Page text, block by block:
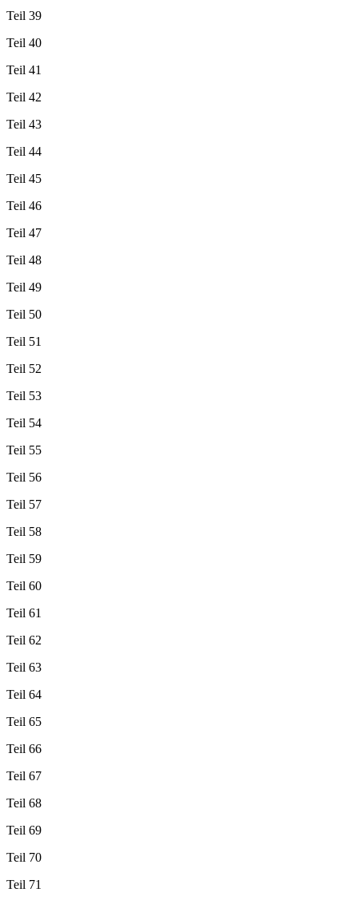
Teil 39
Teil 40
Teil 41
Teil 42
Teil 43
Teil 44
Teil 45
Teil 46
Teil 47
Teil 48
Teil 49
Teil 50
Teil 51
Teil 52
Teil 53
Teil 54
Teil 55
Teil 56
Teil 57
Teil 58
Teil 59
Teil 60
Teil 61
Teil 62
Teil 63
Teil 64
Teil 65
Teil 66
Teil 67
Teil 68
Teil 69
Teil 70
Teil 71